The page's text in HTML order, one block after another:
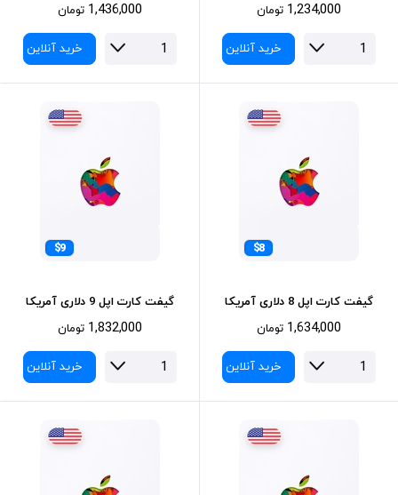
1,234,000 تومان
خرید آنلاین
1,436,000 تومان
خرید آنلاین
$8
گیفت کارت اپل 8 دلاری آمریکا
1,634,000 تومان
خرید آنلاین
$9
گیفت کارت اپل 9 دلاری آمریکا
1,832,000 تومان
خرید آنلاین